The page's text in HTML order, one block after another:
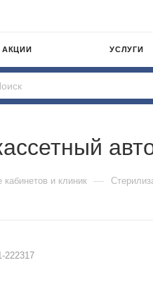
АКЦИИ УСЛУГИ
и клиник —
222317